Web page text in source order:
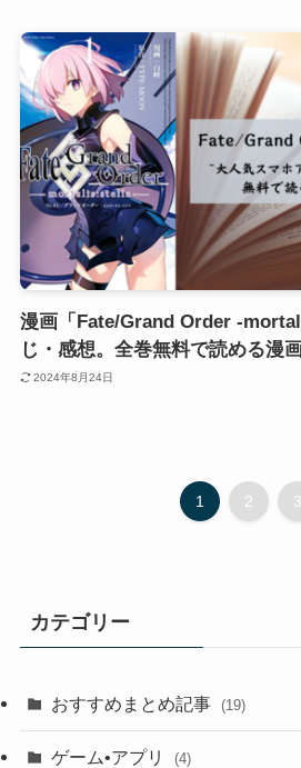
漫画「Fate/Grand Order -
じ・感想。全巻無料で読める漫
2024年8月24日
1 2 3
カテゴリー
おすすめまとめ記事 (19)
ゲーム•アプリ (4)